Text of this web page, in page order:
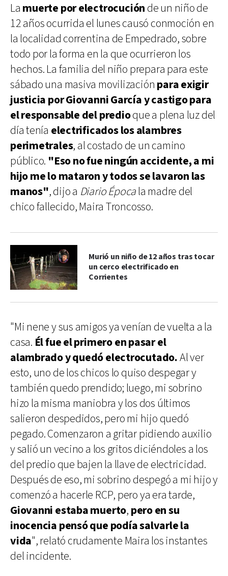
La muerte por electrocución de un niño de
12 años ocurrida el lunes causó conmoción en
la localidad correntina de Empedrado, sobre
todo por la forma en la que ocurrieron los
hechos. La familia del niño prepara para este
sábado una masiva movilización para exigir
justicia por Giovanni García y castigo para
el responsable del predioque a plena luz del
día tenía electrificados los alambres
perimetrales, al costado de un camino
público. "Eso no fue ningún accidente, a mi
hijo me lo mataron y todos se lavaron las
manos", dijo a Diario Épocala madre del
chico fallecido, Maira Troncosso.
Murió un niño de 12 años tras tocar
un cerco electrificado en
Corrientes
"Mi nene y sus amigos ya venían de vuelta a la
casa. Él fue el primero en pasar el
alambrado y quedó electrocutado.Al ver
esto, uno de los chicos lo quiso despegar y
también quedo prendido; luego, mi sobrino
hizo la misma maniobra y los dos últimos
salieron despedidos, pero mi hijo quedó
pegado. Comenzaron a gritar pidiendo auxilio
y salió un vecino a los gritos diciéndoles a los
del predio que bajen la llave de electricidad.
Después de eso, mi sobrino despegó a mi hijo y
comenzó a hacerle RCP, pero ya era tarde,
Giovanni estaba muerto, pero en su
inocencia pensó que podía salvarle la
vida", relató crudamente Maira los instantes
del incidente.